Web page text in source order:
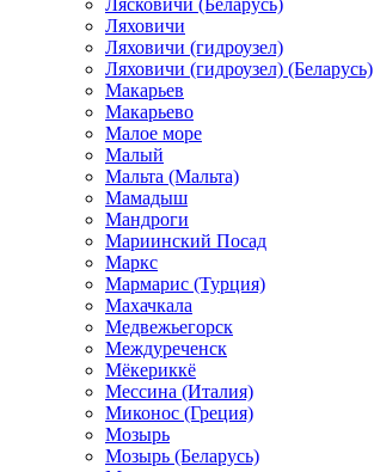
Лясковичи (Беларусь)
Ляховичи
Ляховичи (гидроузел)
Ляховичи (гидроузел) (Беларусь)
Макарьев
Макарьево
Малое море
Малый
Мальта (Мальта)
Мамадыш
Мандроги
Мариинский Посад
Маркс
Мармарис (Турция)
Махачкала
Медвежьегорск
Междуреченск
Мёкериккё
Мессина (Италия)
Миконос (Греция)
Мозырь
Мозырь (Беларусь)